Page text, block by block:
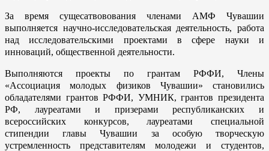
За время сущесатвовования членами АМФ Чувашии
выполняется научно-исследовательская деятельность, работа
над исследовательскими проектами в сфере науки и
инноваций, общественной деятельности.
Выполняются проекты по грантам РФФИ, Члены
«Ассоциация молодых физиков Чувашии» становились
обладателями грантов РФФИ, УМНИК, грантов президента
РФ, лауреатами и призерами республиканских и
всероссийских конкурсов, лауреатами специальной
стипендии главы Чувашии за особую творческую
устремленность представителям молодежи и студентов,